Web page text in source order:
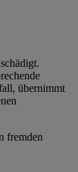
übernimmt
fremden